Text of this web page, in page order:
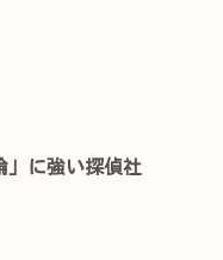
」に強い探偵社